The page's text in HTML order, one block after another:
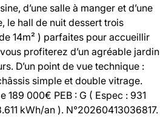
d’une salle à manger et d’une
le hall de nuit dessert trois
14m² ) parfaites pour accueillir
profiterez d’un agréable jardin
D’un point de vue technique :
simple et double vitrage.
189 000€ PEB : G ( Espec : 931
kWh/an ). N°20260413036817.